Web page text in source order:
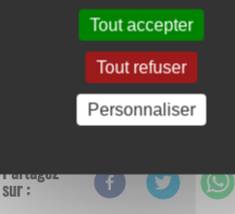
Retour aux actualités
Partagez
sur :
Tout accepter
Tout refuser
Personnaliser